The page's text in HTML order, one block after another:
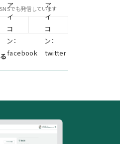
でも発信しています